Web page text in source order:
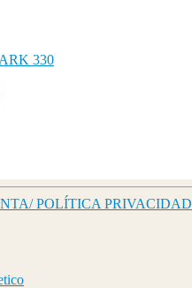
330
POLÍTICA PRIVACIDAD